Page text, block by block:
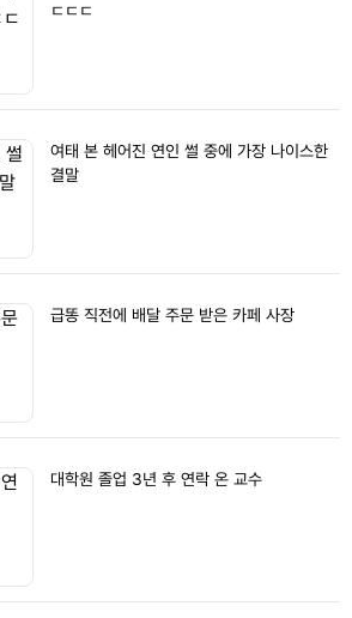
ㄷㄷㄷ
여태 본 헤어진 연인 썰 중에 가장 나이스한
결말
급똥 직전에 배달 주문 받은 카페 사장
대학원 졸업 3년 후 연락 온 교수